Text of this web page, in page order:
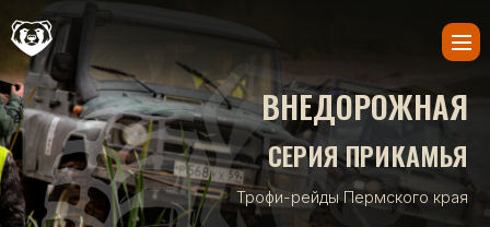
ВНЕДОРОЖНАЯ
СЕРИЯ ПРИКАМЬЯ
Трофи-рейды Пермского края